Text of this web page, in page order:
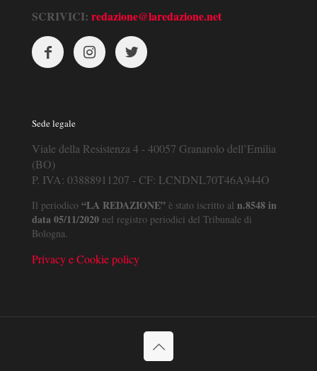
SCRIVICI: redazione@laredazione.net
Sede legale
Viale della Resistenza 4 - 40057 Granarolo dell’Emilia
(BO)
P. IVA: 03888911207 - CF: LCNDNL70T46A944O
Il periodico “LA REDAZIONE” è stato iscritto al n.8548 in
data 05/11/2020 nel registro periodici del Tribunale di
Bologna.
Privacy e Cookie policy